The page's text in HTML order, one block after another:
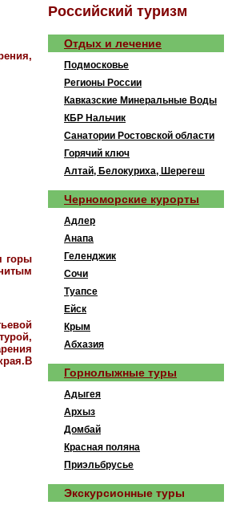
горы
Рoccийcкий туризм
Отдых и лечение
Подмосковье
Регионы России
Кавказские Минеральные Воды
КБР Нальчик
Санатории Ростовской области
Горячий ключ
Алтай, Белокуриха, Шерегеш
Черноморские курорты
Адлер
Анапа
Геленджик
Сочи
Туапсе
Ейск
Крым
Абхазия
Горнолыжные туры
Адыгея
Архыз
Домбай
Красная поляна
Приэльбрусье
Экскурсионные туры